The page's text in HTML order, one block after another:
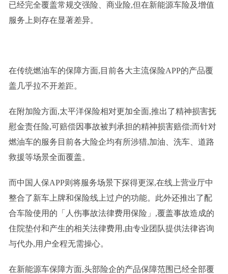
已经完全覆盖常规交强险、商业险,但在新能源车险及增值
服务上则存在显著差异。
在传统燃油车的保障方面,目前各大主流保险APP的产品覆
盖几乎拉不开差距。
在附加险方面,太平洋保险相对更加全面,推出了精神损害抚
慰金责任险,可赔偿因事故被判承担的精神损害赔偿;而针对
燃油车的服务目前各大险企均有所涉猎,加油、洗车、道路
救援等场景全面覆盖。
而中国人保APP则将服务场景下探得更深,在线上营业厅中
整合了新车上牌和保险线上过户的功能。此外还推出了配
合车险使用的「人伤事故法律费用保险」,覆盖事故造成的
住院垫付和产生的相关法律费用,由专业团队提供法律咨询
与代办,用户全程无需操心。
在新能源车保障方面,头部险企的产品保障范围已经全部覆